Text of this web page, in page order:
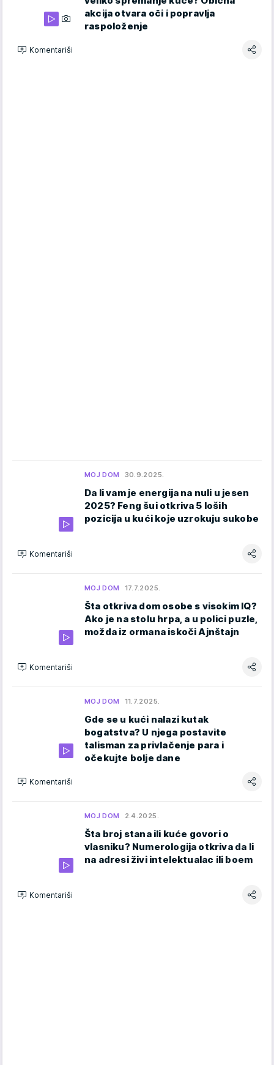
akcija otvara oči i popravlja
raspoloženje
Komentariši
MOJ DOM 30.9.2025.
Da li vam je energija na nuli u jesen
2025? Feng šui otkriva 5 loših
pozicija u kući koje uzrokuju sukobe
Komentariši
MOJ DOM 17.7.2025.
Šta otkriva dom osobe s visokim IQ?
Ako je na stolu hrpa, a u polici puzle,
možda iz ormana iskoči Ajnštajn
Komentariši
MOJ DOM 11.7.2025.
Gde se u kući nalazi kutak
bogatstva? U njega postavite
talisman za privlačenje para i
očekujte bolje dane
Komentariši
MOJ DOM 2.4.2025.
Šta broj stana ili kuće govori o
vlasniku? Numerologija otkriva da li
na adresi živi intelektualac ili boem
Komentariši